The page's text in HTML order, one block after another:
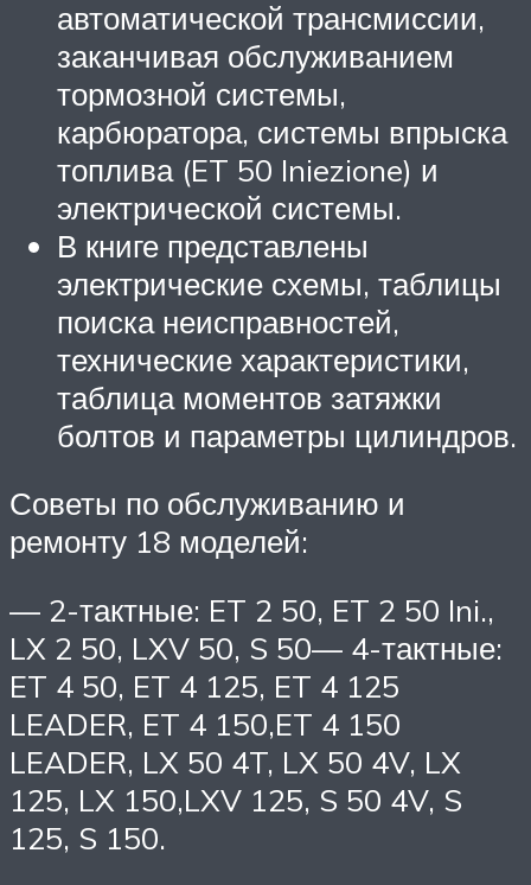
автоматической трансмиссии,
заканчивая обслуживанием
тормозной системы,
карбюратора, системы впрыска
топлива (ET 50 Iniezione) и
электрической системы.
В книге представлены
электрические схемы, таблицы
поиска неисправностей,
технические характеристики,
таблица моментов затяжки
болтов и параметры цилиндров.
Советы по обслуживанию и
ремонту 18 моделей:
— 2-тактные: ET 2 50, ET 2 50 Ini.,
LX 2 50, LXV 50, S 50— 4-тактные:
ET 4 50, ET 4 125, ET 4 125
LEADER, ET 4 150,ET 4 150
LEADER, LX 50 4T, LX 50 4V, LX
125, LX 150,LXV 125, S 50 4V, S
125, S 150.